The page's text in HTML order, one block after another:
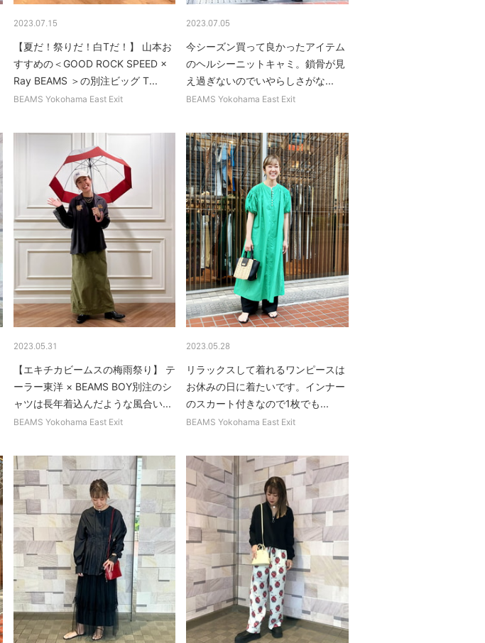
2023.07.15
【夏だ！祭りだ！白Tだ！】 山本お
すすめの＜GOOD ROCK SPEED ×
Ray BEAMS ＞の別注ビッグ T...
BEAMS Yokohama East Exit
2023.07.05
今シーズン買って良かったアイテム
のヘルシーニットキャミ。鎖骨が見
え過ぎないのでいやらしさがな...
BEAMS Yokohama East Exit
2023.05.31
【エキチカビームスの梅雨祭り】 テ
ーラー東洋 × BEAMS BOY別注のシ
ャツは長年着込んだような風合い...
BEAMS Yokohama East Exit
2023.05.28
リラックスして着れるワンピースは
お休みの日に着たいです。インナー
のスカート付きなので1枚でも...
BEAMS Yokohama East Exit